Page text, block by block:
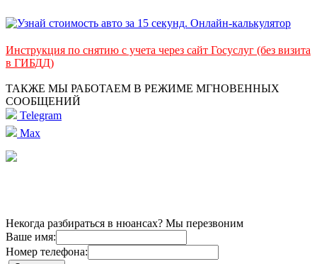
Инструкция по снятию с учета через сайт Госуслуг (без визита
в ГИБДД)
ТАКЖЕ МЫ РАБОТАЕМ В РЕЖИМЕ МГНОВЕННЫХ
СООБЩЕНИЙ
Telegram
Max
Некогда разбираться в нюансах? Мы перезвоним
Ваше имя:
Номер телефона: